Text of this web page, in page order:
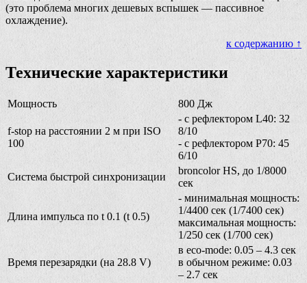
(это проблема многих дешевых вспышек — пассивное
охлаждение).
к содержанию ↑
Технические характеристики
Мощность 800 Дж
f-stop на расстоянии 2 м при ISO
100
- с рефлектором L40: 32
8/10
- с рефлектором P70: 45
6/10
Система быстрой синхронизации
broncolor HS, до 1/8000
сек
Длина импульса по t 0.1 (t 0.5)
- минимальная мощность:
1/4400 сек (1/7400 сек)
максимальная мощность:
1/250 сек (1/700 сек)
Время перезарядки (на 28.8 V)
в eco-mode: 0.05 – 4.3 сек
в обычном режиме: 0.03
– 2.7 сек